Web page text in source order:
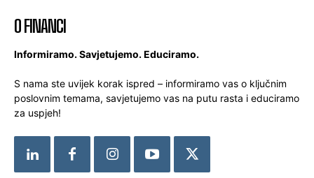
O FINANCI
Informiramo. Savjetujemo. Educiramo.
S nama ste uvijek korak ispred – informiramo vas o ključnim
poslovnim temama, savjetujemo vas na putu rasta i educiramo
za uspjeh!